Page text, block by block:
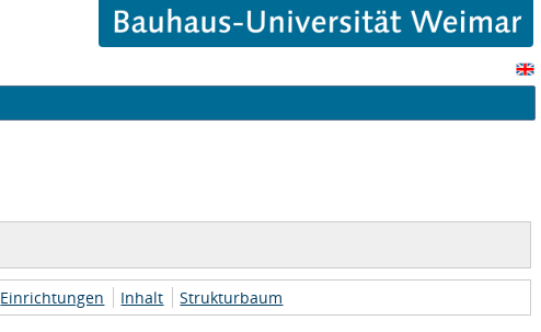
Einrichtungen Inhalt Strukturbaum